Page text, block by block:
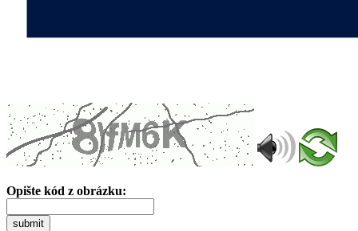
Opište kód z obrázku:
submit